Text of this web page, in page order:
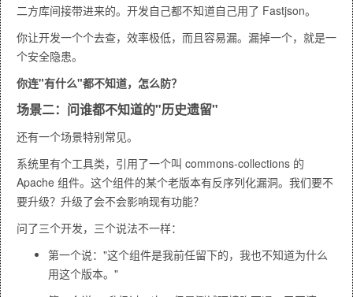
二方库间接带进来的。开发自己都不知道自己用了 Fastjson。
你让开发一个个去查，效率极低，而且容易漏。漏掉一个，就是一
个安全隐患。
你连"有什么"都不知道，怎么防？
场景二：问谁都不知道的"历史遗留"
还有一个场景特别常见。
系统里有个工具类，引用了一个叫 commons-collections 的
Apache 组件。这个组件的某个老版本有反序列化漏洞。我们要不
要升级？升级了会不会影响现有功能？
问了三个开发，三个说法不一样：
第一个说："这个组件是我前任留下的，我也不知道为什么
用这个版本。"